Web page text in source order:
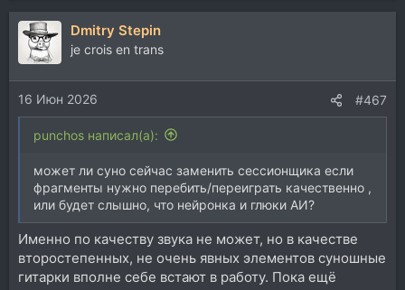
Dmitry Stepin
je crois en trans
16 Июн 2026 #467
punchos написал(а):
может ли суно сейчас заменить сессионщика если
фрагменты нужно перебить/переиграть качественно ,
или будет слышно, что нейронка и глюки АИ?
Именно по качеству звука не может, но в качестве
второстепенных, не очень явных элементов суношные
гитарки вполне себе встают в работу. Пока ещё